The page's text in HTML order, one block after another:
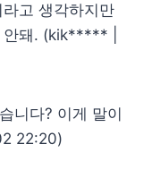
고 생각하지만
안돼. (kik***** |
니다? 이게 말이
22:20)